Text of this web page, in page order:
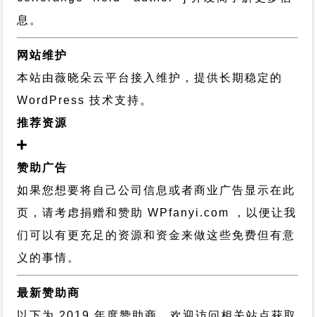
息。
网站维护
本站由薇晓朵云平台接入维护，提供长期稳定的
WordPress 技术支持 。
推荐资源
赞助广告
如果您想要将自己公司信息或者商业广告显示在此
页，请考虑捐赠和赞助 WPfanyi.com ，以便让我
们可以有更充足的资源和资金来做这些免费但有意
义的事情。
最新赞助商